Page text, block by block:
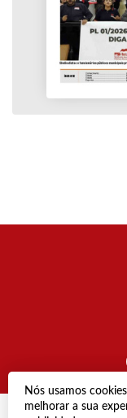
Nós usamos
melhorar a sua
©